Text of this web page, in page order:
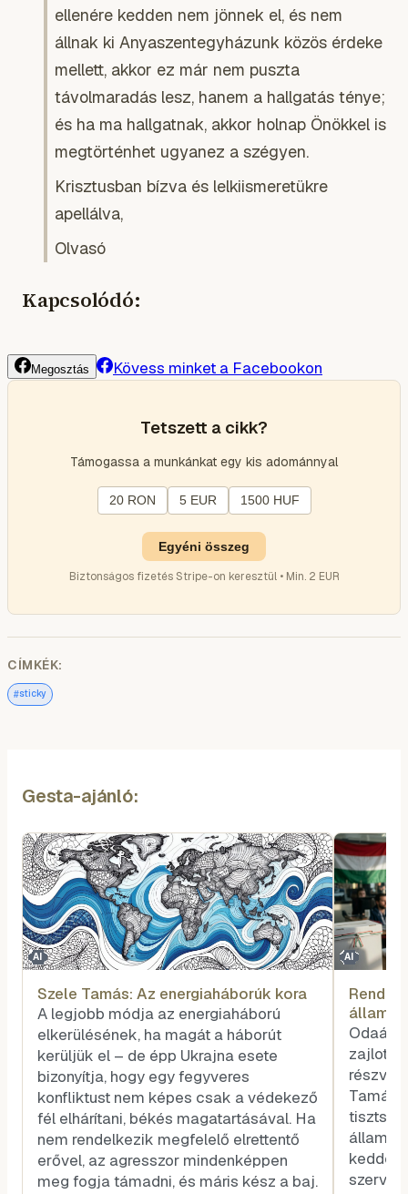
ellenére kedden nem jönnek el, és nem
állnak ki Anyaszentegyházunk közös érdeke
mellett, akkor ez már nem puszta
távolmaradás lesz, hanem a hallgatás ténye;
és ha ma hallgatnak, akkor holnap Önökkel is
megtörténhet ugyanez a szégyen.
Krisztusban bízva és lelkiismeretükre
apellálva,
Olvasó
Kapcsolódó:
Megosztás Kövess minket a Facebookon
Tetszett a cikk?
Támogassa a munkánkat egy kis adománnyal
20 RON 5 EUR 1500 HUF
Egyéni összeg
Biztonságos fizetés Stripe-on keresztül • Min. 2 EUR
CÍMKÉK:
#sticky
Gesta-ajánló:
AI
Szele Tamás: Az energiaháborúk kora
A legjobb módja az energiaháború
elkerülésének, ha magát a háborút
kerüljük el – de épp Ukrajna esete
bizonyítja, hogy egy fegyveres
konfliktust nem képes csak a védekező
fél elhárítani, békés magatartásával. Ha
nem rendelkezik megfelelő elrettentő
erővel, az agresszor mindenképpen
meg fogja támadni, és máris kész a baj.
AI
voksot
Odaát,
zajlott
Tamás
kedden